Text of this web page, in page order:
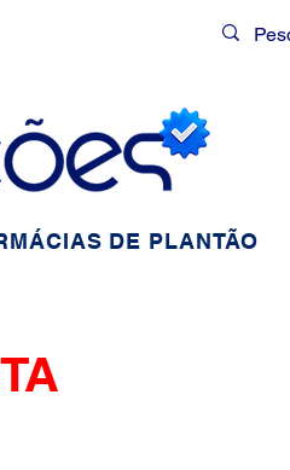
DE PLANTÃO